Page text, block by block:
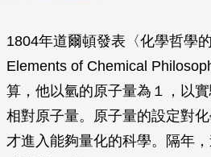
1804年道爾頓發表〈化學哲學
Elements of Chemical
算，他以氫的原子量為１，以
相對原子量。原子量的設定對
才進入能夠量化的科學。隔年